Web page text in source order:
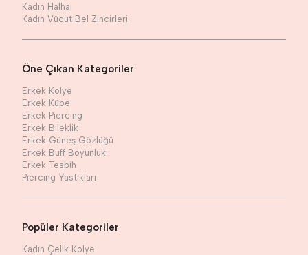
Kadın Halhal
Kadın Vücut Bel Zincirleri
Öne Çıkan Kategoriler
Erkek Kolye
Erkek Küpe
Erkek Piercing
Erkek Bileklik
Erkek Güneş Gözlüğü
Erkek Buff Boyunluk
Erkek Tesbih
Piercing Yastıkları
Popüler Kategoriler
Kadın Çelik Kolye